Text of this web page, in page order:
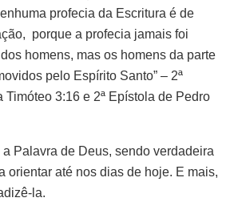
profecia da Escritura é de
porque a profecia jamais foi
homens, mas os homens da parte
pelo Espírito Santo” – 2ª
Timóteo 3:16 e 2ª Epístola de Pedro
Palavra de Deus, sendo verdadeira
orientar até nos dias de hoje. E mais,
la.